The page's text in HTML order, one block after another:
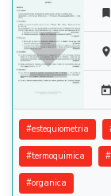




#estequiometria
#termoquimica #
#organica